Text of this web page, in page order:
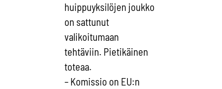
huippuyksilöjen joukko
on sattunut
valikoitumaan
tehtäviin. Pietikäinen
toteaa.
– Komissio on EU:n